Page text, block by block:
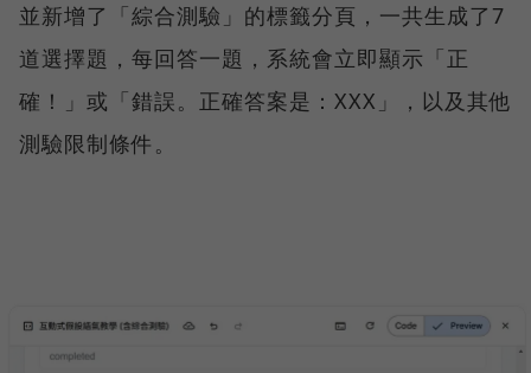
並新增了「綜合測驗」的標籤分頁，一共生成了7
道選擇題，每回答一題，系統會立即顯示「正
確！」或「錯誤。正確答案是：XXX」，以及其他
測驗限制條件。